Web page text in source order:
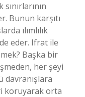
Bunun karşıtı
ılımlılık
eder. Ifrat ile
Başka bir
her şeyi
davranışlara
koruyarak orta